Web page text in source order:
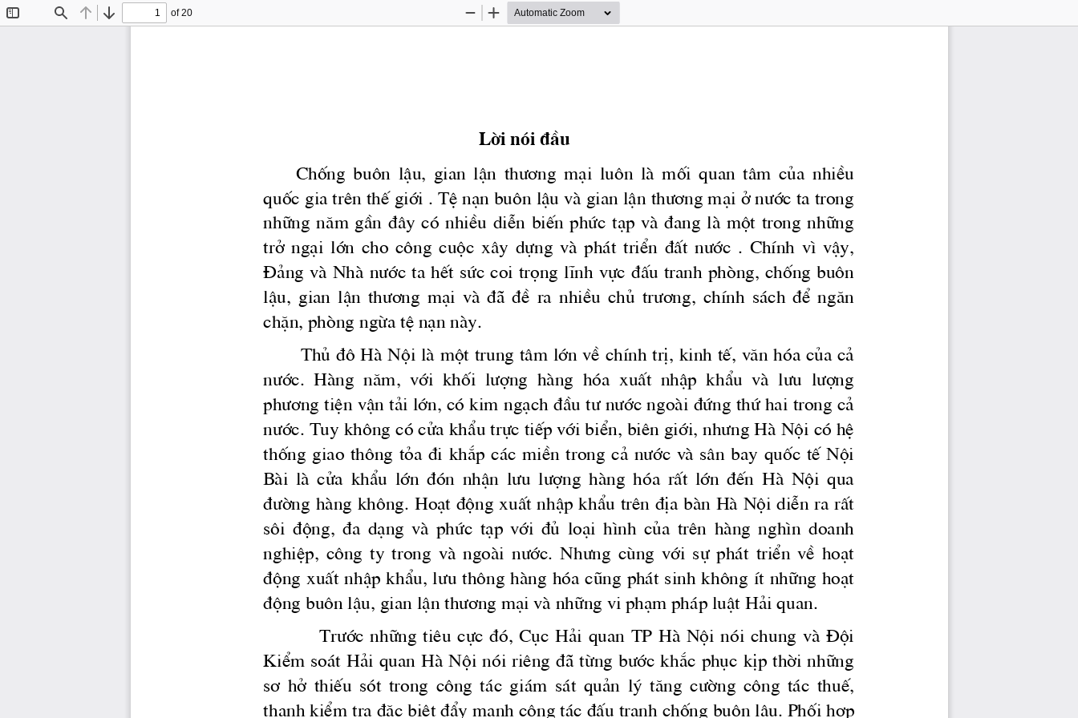
Find Previous
Next
of 20
Zoom
Zoom
Lêi nãi ®Çu
       Chèng  bu«n  lËu,  gian  lËn
th­¬ng
  m¹i  lu«n  lμ  mèi  quan  t©m  cña  nhiÒu
quèc gia trªn thÕ giíi . TÖ n¹n bu«n lËu vμ gian lËn th­¬ng m¹i ë n­íc ta trong
nh÷ng  n ̈m  gÇn  ®©y  cã  nhiÒu  diÔn  biÕn  phøc  t¹p  vμ  ®ang  lμ  mét  trong  nh÷ng
trë  ng¹i  lín  cho  c«ng  cuéc  x©y  dùng  vμ  ph ̧t  triÓn  ®Êt n­íc
  .  ChÝnh  v×  vËy,
§¶ng vμ Nhμ n­íc ta hÕt søc coi träng lÜnh vùc ®Êu tranh phßng, chèng bu«n
lËu,  gian  lËn th­¬ng
  m¹i  vμ  ®·  ®Ò  ra  nhiÒu  chñ
tr­¬ng,
  chÝnh  s ̧ch  ®Ó  ng ̈n
chÆn, phßng ngõa tÖ n¹n nμy.
        Thñ ®« Hμ Néi lμ mét trung t©m lín vÒ chÝnh trÞ, kinh tÕ, v ̈n hãa cña c¶
n­íc.
  Hμng  n ̈m,  víi  khèi
l­îng
  hμng  hãa  xuÊt  nhËp  khÈu  vμ
l­u l­îng
ph­¬ng tiÖn vËn t¶i lín, cã kim ng¹ch ®Çu t­ n­íc ngoμi ®øng thø hai trong c¶
n­íc. Tuy kh«ng cã cöa khÈu trùc tiÕp víi biÓn, biªn giíi, nh­ng Hμ Néi cã hÖ
thèng  giao  th«ng  táa  ®i  kh¾p  c ̧c  miÒn  trong  c¶ n­íc
  vμ  s©n  bay  quèc  tÕ  Néi
Bμi  lμ  cöa  khÈu  lín  ®ãn  nhËn l­u l­îng
  hμng  hãa  rÊt  lín  ®Õn  Hμ  Néi  qua
®­êng hμng kh«ng. Ho¹t ®éng xuÊt nhËp khÈu trªn ®Þa bμn Hμ Néi diÔn ra rÊt
s«i  ®éng,  ®a  d¹ng  vμ  phøc  t¹p  víi  ®ñ  lo¹i  h×nh  cña  trªn  hμng  ngh×n  doanh
nghiÖp,  c«ng  ty  trong  vμ  ngoμi n­íc. Nh­ng
  cïng  víi  sù  ph ̧t  triÓn  vÒ  ho¹t
®éng xuÊt nhËp khÈu, l­u th«ng hμng hãa còng ph ̧t sinh kh«ng Ýt nh÷ng ho¹t
®éng bu«n lËu, gian lËn th­¬ng m¹i vμ nh÷ng vi ph¹m ph ̧p luËt H¶i quan.
Tr­íc
  nh÷ng  tiªu  cùc  ®ã,  Côc  H¶i  quan  TP  Hμ  Néi  nãi  chung  vμ  §éi
KiÓm so ̧t H¶i quan Hμ Néi nãi riªng ®· tõng b­íc kh¾c phôc kÞp thêi nh÷ng
s¬  hë  thiÕu  sãt  trong  c«ng  t ̧c  gi ̧m  s ̧t  qu¶n  lý  t ̈ng c­êng
  c«ng  t ̧c  thuÕ,
thanh kiÓm tra ®Æc biÖt ®Èy m¹nh c«ng t ̧c ®Êu tranh chèng bu«n lËu. Phèi hîp